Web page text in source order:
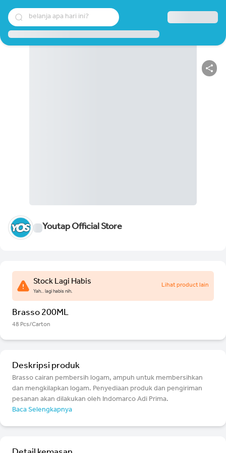
belanja apa hari ini?
Youtap Official Store
Stock Lagi Habis
Yah.. lagi habis nih.
Lihat product lain
Brasso 200ML
48 Pcs/Carton
Deskripsi produk
Brasso cairan pembersih logam, ampuh untuk membersihkan
dan mengkilapkan logam. Penyediaan produk dan pengiriman
pesanan akan dilakukan oleh Indomarco Adi Prima.
Baca Selengkapnya